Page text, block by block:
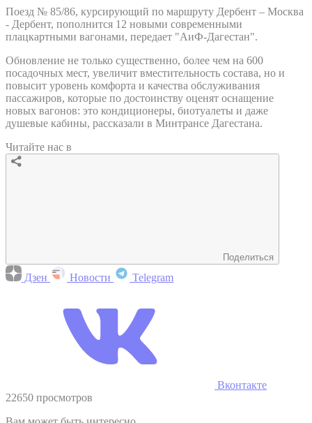
Поезд № 85/86, курсирующий по маршруту Дербент – Москва
- Дербент, пополнится 12 новыми современными
плацкартными вагонами, передает "АиФ-Дагестан".
Обновление не только существенно, более чем на 600
посадочных мест, увеличит вместительность состава, но и
повысит уровень комфорта и качества обслуживания
пассажиров, которые по достоинству оценят оснащение
новых вагонов: это кондиционеры, биотуалеты и даже
душевые кабины, рассказали в Минтрансе Дагестана.
Читайте нас в
Поделиться
Дзен Новости Telegram
Вконтакте
22650 просмотров